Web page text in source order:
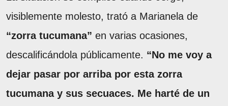
visiblemente molesto, trató a Marianela de
“zorra tucumana” en varias ocasiones,
descalificándola públicamente. “No me voy a
dejar pasar por arriba por esta zorra
tucumana y sus secuaces. Me harté de un